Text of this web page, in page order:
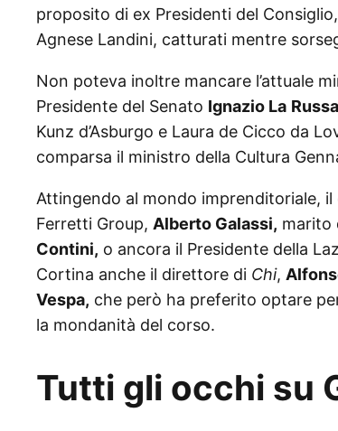
proposito di ex Presidenti del
Agnese Landini, catturati mentre
Non poteva inoltre mancare l’attuale
Presidente del Senato Ignazio La
Kunz d’Asburgo e Laura de Cicco da
comparsa il ministro della Cultura
Attingendo al mondo imprenditoriale, il
Ferretti Group, Alberto Galassi, marito
Contini, o ancora il Presidente della
Cortina anche il direttore di Chi,
Vespa, che però ha preferito optare
la mondanità del corso.
Tutti gli occhi su